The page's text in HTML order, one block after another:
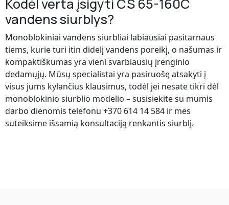
Kodėl verta įsigyti CS 65-160C
vandens siurblys?
Monoblokiniai vandens siurbliai labiausiai pasitarnaus
tiems, kurie turi itin didelį vandens poreikį, o našumas ir
kompaktiškumas yra vieni svarbiausių įrenginio
dedamųjų. Mūsų specialistai yra pasiruošę atsakyti į
visus jums kylančius klausimus, todėl jei nesate tikri dėl
monoblokinio siurblio modelio – susisiekite su mumis
darbo dienomis telefonu +370 614 14 584 ir mes
suteiksime išsamią konsultaciją renkantis siurblį.